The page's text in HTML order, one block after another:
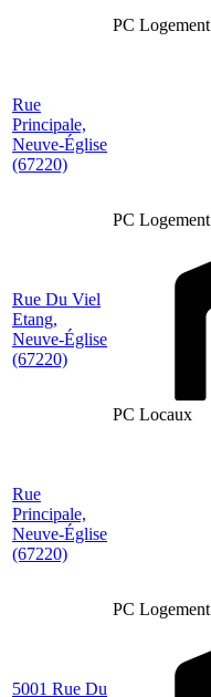
PC Logement
Rue
Principale,
Neuve-Église
(67220)
PC Logement
Rue Du Viel
Etang,
Neuve-Église
(67220)
PC Locaux
Rue
Principale,
Neuve-Église
(67220)
PC Logement
5001 Rue Du